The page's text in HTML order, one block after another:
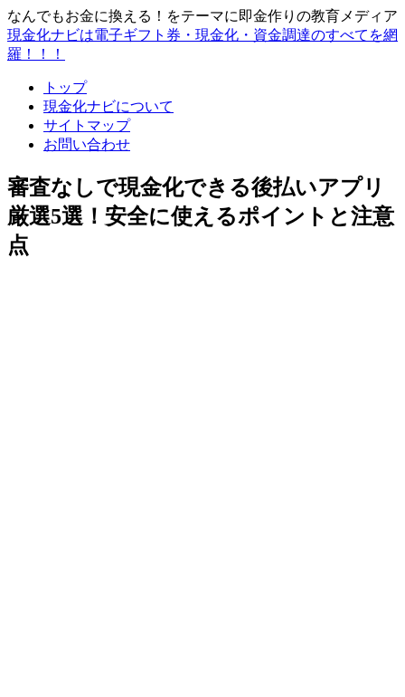
なんでもお金に換える！をテーマに即金作りの教育メディア
現金化ナビは電子ギフト券・現金化・資金調達のすべてを網
羅！！！
トップ
現金化ナビについて
サイトマップ
お問い合わせ
審査なしで現金化できる後払いアプリ
厳選5選！安全に使えるポイントと注意
点